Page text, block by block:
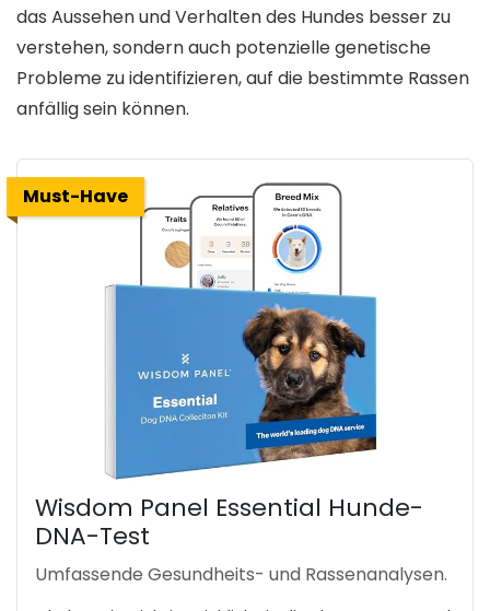
das Aussehen und Verhalten des Hundes besser zu
verstehen, sondern auch potenzielle genetische
Probleme zu identifizieren, auf die bestimmte Rassen
anfällig sein können.
Must-Have
Wisdom Panel Essential Hunde-
DNA-Test
Umfassende Gesundheits- und Rassenanalysen.